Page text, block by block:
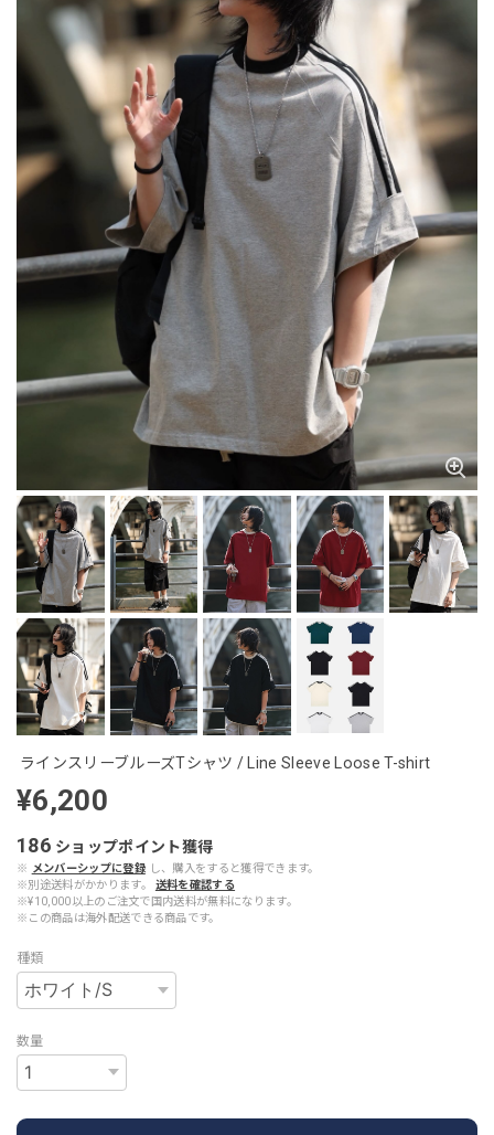
ラインスリーブルーズTシャツ / Line Sleeve Loose T-shirt
¥6,200
186 ショップポイント獲得
※ メンバーシップに登録 し、購入をすると獲得できます。
※別途送料がかかります。
送料を確認する
※¥10,000以上のご注文で国内送料が無料になります。
※この商品は海外配送できる商品です。
種類
数量